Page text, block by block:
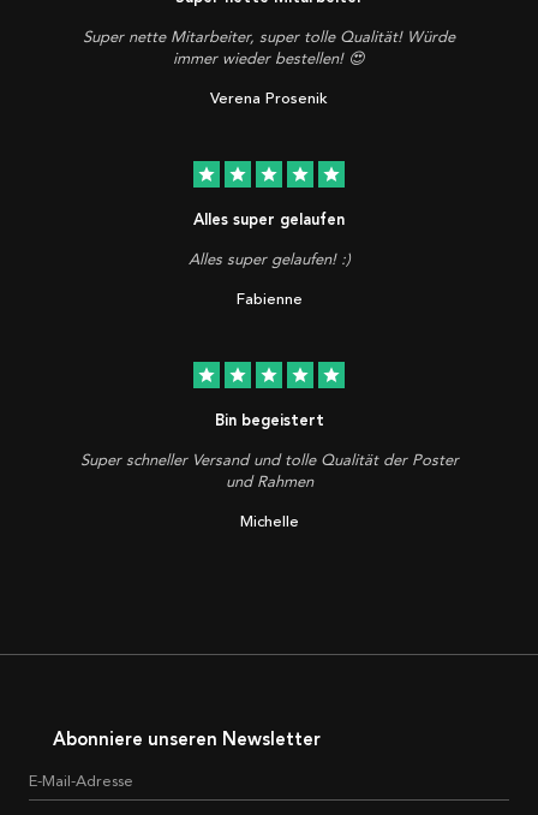
Super nette Mitarbeiter, super tolle Qualität! Würde
immer wieder bestellen! 😍
Verena Prosenik
star star star star star
Alles super gelaufen
Alles super gelaufen! :)
Fabienne
star star star star star
Bin begeistert
Super schneller Versand und tolle Qualität der Poster
und Rahmen
Michelle
Abonniere unseren Newsletter
E-Mail-Adresse